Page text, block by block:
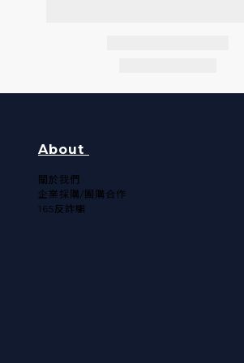
About
關於我們​
企業採購/團購合作
165反詐騙